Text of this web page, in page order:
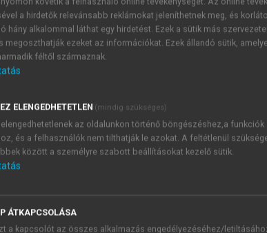
JELSZÓ
Kérek értesítést a MeRSZ
Kérek értesítést az
a hirdetők relevánsabb reklámokat jeleníthetnek meg, és
hány alkalommal láthat egy hirdetést. Ezek a sütik más
megoszthatják ezeket az információkat. Ezek állandó sütik,
féltől származnak.
ELENGEDHETETLEN (mindig szükséges)
elengedhetetlenek az oldalunkon történő böngészéshez,a funkciók
és a felhasználók nem tilthatják le azokat. A feltétlenül
között a személyre szabott beállításokat kezelő sütik.
ÁTKAPCSOLÁSA
a kapcsolót az összes alkalmazás engedélyezéséhez/